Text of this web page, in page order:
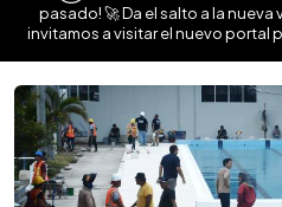
pasado! 🚀 Da el salto a la nueva
invitamos a visitar el nuevo portal